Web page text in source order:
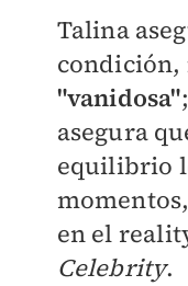
Talina
condición,
"vanidosa"
asegura
equilibrio
en el
Celebrity.